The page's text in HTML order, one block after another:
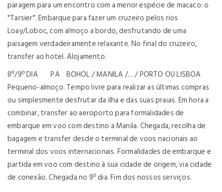
paragem para um encontro com a menor espécie de macaco: o
"Tarsier". Embarque para fazer um cruzeiro pelos rios
Loay/Loboc, com almoço a bordo, desfrutando de uma
paisagem verdadeiramente relaxante. No final do cruzeiro,
transfer ao hotel. Alojamento.
8º/9º DIA PA BOHOL / MANILA /… / PORTO OU LISBOA
Pequeno-almoço. Tempo livre para realizar as últimas compras
ou simplesmente desfrutar da ilha e das suas praias. Em hora a
combinar, transfer ao aeroporto para formalidades de
embarque em voo com destino a Manila. Chegada, recolha de
bagagem e transfer desde o terminal de voos nacionais ao
terminal dos voos internacionais. Formalidades de embarque e
partida em voo com destino à sua cidade de origem, via cidade
de conexão. Chegada no 9º dia. Fim dos nossos serviços.